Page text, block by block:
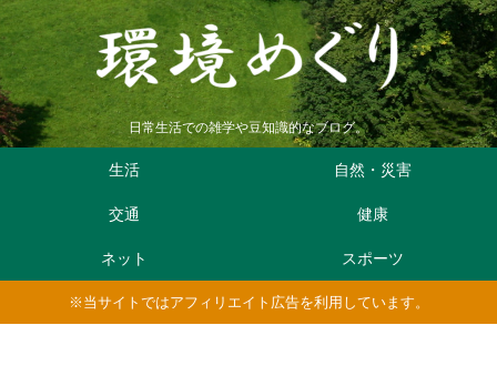
日常生活での雑学や豆知識的なブログ。
生活 自然・災害
交通 健康
ネット スポーツ
※当サイトではアフィリエイト広告を利用しています。